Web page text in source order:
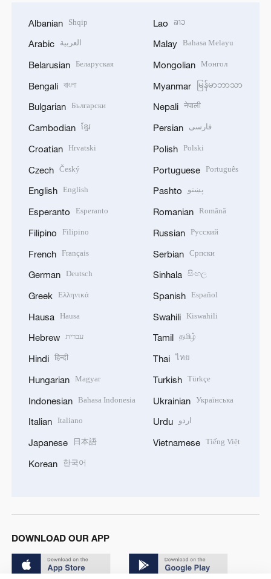
Albanian Shqip
Arabic العربية
Belarusian Беларуская
Bengali বাংলা
Bulgarian Български
Cambodian ខ្មែរ
Croatian Hrvatski
Czech Český
English English
Esperanto Esperanto
Filipino Filipino
French Français
German Deutsch
Greek Ελληνικά
Hausa Hausa
Hebrew עברית
Hindi हिन्दी
Hungarian Magyar
Indonesian Bahasa Indonesia
Italian Italiano
Japanese 日本語
Korean 한국어
Lao ລາວ
Malay Bahasa Melayu
Mongolian Монгол
Myanmar မြန်မာဘာသာ
Nepali नेपाली
Persian فارسی
Polish Polski
Portuguese Português
Pashto پښتو
Romanian Română
Russian Русский
Serbian Српски
Sinhala සිංහල
Spanish Español
Swahili Kiswahili
Tamil தமிழ்
Thai ไทย
Turkish Türkçe
Ukrainian Українська
Urdu اردو
Vietnamese Tiếng Việt
DOWNLOAD OUR APP